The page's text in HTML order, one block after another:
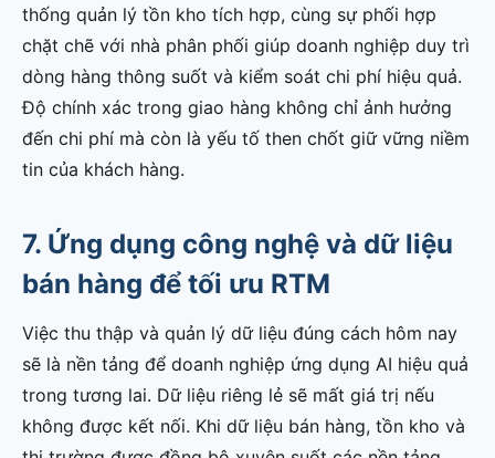
thống quản lý tồn kho tích hợp, cùng sự phối hợp
chặt chẽ với nhà phân phối giúp doanh nghiệp duy trì
dòng hàng thông suốt và kiểm soát chi phí hiệu quả.
Độ chính xác trong giao hàng không chỉ ảnh hưởng
đến chi phí mà còn là yếu tố then chốt giữ vững niềm
tin của khách hàng.
7. Ứng dụng công nghệ và dữ liệu
bán hàng để tối ưu RTM
Việc thu thập và quản lý dữ liệu đúng cách hôm nay
sẽ là nền tảng để doanh nghiệp ứng dụng AI hiệu quả
trong tương lai. Dữ liệu riêng lẻ sẽ mất giá trị nếu
không được kết nối. Khi dữ liệu bán hàng, tồn kho và